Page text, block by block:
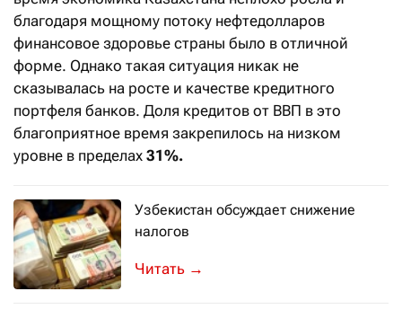
благодаря мощному потоку нефтедолларов
финансовое здоровье страны было в отличной
форме. Однако такая ситуация никак не
сказывалась на росте и качестве кредитного
портфеля банков. Доля кредитов от ВВП в это
благоприятное время закрепилось на низком
уровне в пределах 31%.
Узбекистан обсуждает снижение
налогов
Казахстанский бизнес всё больше
→